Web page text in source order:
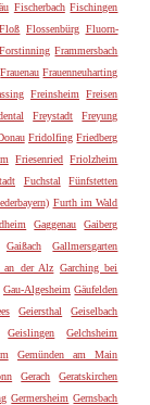
Fischerbach Fischingen
Floß Flossenbürg Fluorn-
Forstinning Frammersbach
Frauenau Frauenneuharting
Freinsheim
Freisen
Freystadt
Freyung
Fridolfing Friedberg
Friesenried Friolzheim
Fuchstal
Fünfstetten
Furth im Wald
Gaggenau
Gaiberg
Gaißach
Gallmersgarten
an der Alz Garching bei
Gau-Algesheim Gäufelden
Geiersthal
Geiselbach
Geislingen
Gelchsheim
Gemünden am Main
Gerach
Geratskirchen
Germersheim Gernsbach